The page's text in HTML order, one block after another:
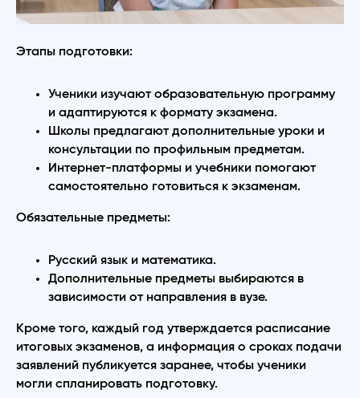
Этапы подготовки:
Ученики изучают образовательную программу
и адаптируются к формату экзамена.
Школы предлагают дополнительные уроки и
консультации по профильным предметам.
Интернет-платформы и учебники помогают
самостоятельно готовиться к экзаменам.
Обязательные предметы:
Русский язык и математика.
Дополнительные предметы выбираются в
зависимости от направления в вузе.
Кроме того, каждый год утверждается расписание
итоговых экзаменов, а информация о сроках подачи
заявлений публикуется заранее, чтобы ученики
могли спланировать подготовку.